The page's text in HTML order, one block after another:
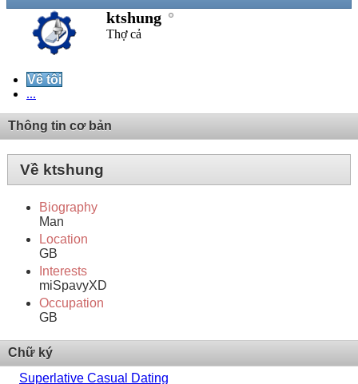
ktshung
Thợ cả
Về tôi
...
Thông tin cơ bản
Về ktshung
Biography
Man
Location
GB
Interests
miSpavyXD
Occupation
GB
Chữ ký
Superlative Сasual Dating